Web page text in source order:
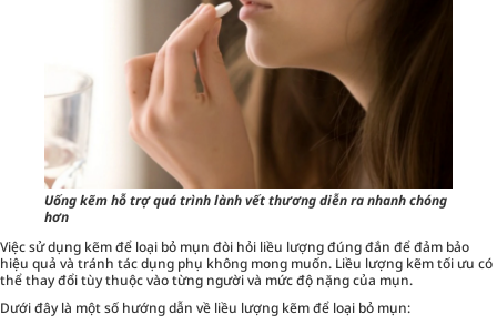
Uống kẽm hỗ trợ quá trình lành vết thương diễn ra nhanh chóng
hơn
Việc sử dụng kẽm để loại bỏ mụn đòi hỏi liều lượng đúng đắn để đảm bảo
hiệu quả và tránh tác dụng phụ không mong muốn. Liều lượng kẽm tối ưu có
thể thay đổi tùy thuộc vào từng người và mức độ nặng của mụn.
Dưới đây là một số hướng dẫn về liều lượng kẽm để loại bỏ mụn: